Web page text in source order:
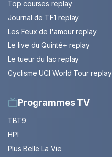
Top courses replay
Journal de TF1 replay
Les Feux de l'amour replay
Le live du Quinté+ replay
Le tueur du lac replay
Cyclisme UCI World Tour replay
Programmes TV
TBT9
HPI
Plus Belle La Vie